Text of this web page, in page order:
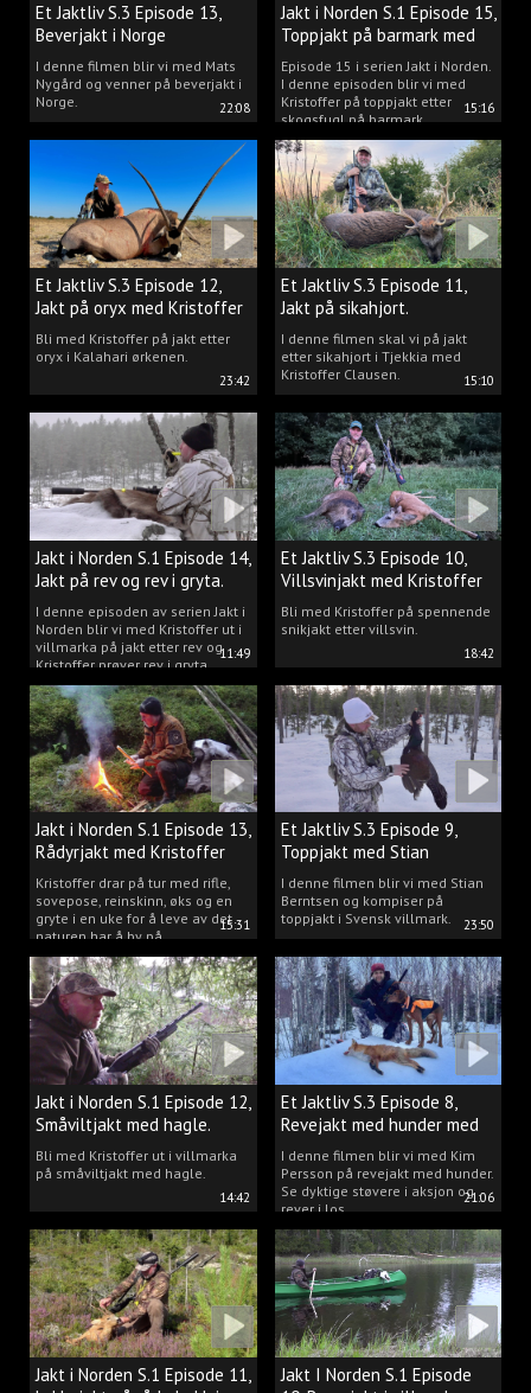
22:08
Et Jaktliv S.3 Episode 13,
Beverjakt i Norge
I denne filmen blir vi med Mats
Nygård og venner på beverjakt i
Norge.
15:16
Jakt i Norden S.1 Episode 15,
Toppjakt på barmark med
Kristoffer Clausen
Episode 15 i serien Jakt i Norden.
I denne episoden blir vi med
Kristoffer på toppjakt etter
skogsfugl på barmark.
23:42
Et Jaktliv S.3 Episode 12,
Jakt på oryx med Kristoffer
Clausen
Bli med Kristoffer på jakt etter
oryx i Kalahari ørkenen.
15:10
Et Jaktliv S.3 Episode 11,
Jakt på sikahjort.
I denne filmen skal vi på jakt
etter sikahjort i Tjekkia med
Kristoffer Clausen.
11:49
Jakt i Norden S.1 Episode 14,
Jakt på rev og rev i gryta.
I denne episoden av serien Jakt i
Norden blir vi med Kristoffer ut i
villmarka på jakt etter rev og
Kristoffer prøver rev i gryta.
18:42
Et Jaktliv S.3 Episode 10,
Villsvinjakt med Kristoffer
Bli med Kristoffer på spennende
snikjakt etter villsvin.
15:31
Jakt i Norden S.1 Episode 13,
Rådyrjakt med Kristoffer
Clausen
Kristoffer drar på tur med rifle,
sovepose, reinskinn, øks og en
gryte i en uke for å leve av det
naturen har å by på.
23:50
Et Jaktliv S.3 Episode 9,
Toppjakt med Stian
Berntsen
I denne filmen blir vi med Stian
Berntsen og kompiser på
toppjakt i Svensk villmark.
14:42
Jakt i Norden S.1 Episode 12,
Småviltjakt med hagle.
Bli med Kristoffer ut i villmarka
på småviltjakt med hagle.
21:06
Et Jaktliv S.3 Episode 8,
Revejakt med hunder med
Kim Persson.
I denne filmen blir vi med Kim
Persson på revejakt med hunder.
Se dyktige støvere i aksjon og
rever i los.
Jakt i Norden S.1 Episode 11,
Jakt I Norden S.1 Episode